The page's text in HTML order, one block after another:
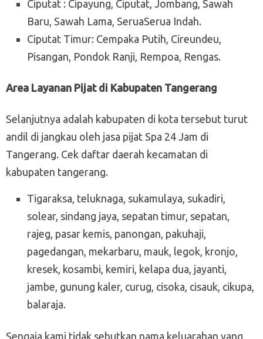
Ciputat : Cipayung, Ciputat, Jombang, Sawah
Baru, Sawah Lama, SeruaSerua Indah.
Ciputat Timur: Cempaka Putih, Cireundeu,
Pisangan, Pondok Ranji, Rempoa, Rengas.
Area Layanan Pijat di Kabupaten Tangerang
Selanjutnya adalah kabupaten di kota tersebut turut
andil di jangkau oleh jasa pijat Spa 24 Jam di
Tangerang. Cek daftar daerah kecamatan di
kabupaten tangerang.
Tigaraksa, teluknaga, sukamulaya, sukadiri,
solear, sindang jaya, sepatan timur, sepatan,
rajeg, pasar kemis, panongan, pakuhaji,
pagedangan, mekarbaru, mauk, legok, kronjo,
kresek, kosambi, kemiri, kelapa dua, jayanti,
jambe, gunung kaler, curug, cisoka, cisauk, cikupa,
balaraja.
Sengaja kami tidak sebutkan nama keluarahan yang